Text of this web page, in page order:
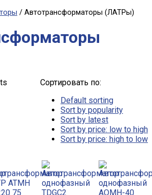
/ Автотрансформаторы (ЛАТРы)
Сортировать по:
Default sorting
Sort by popularity
Sort by latest
Sort by price: low to high
Sort by price: high to low